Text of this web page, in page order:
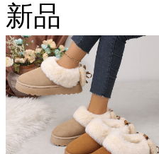
新品